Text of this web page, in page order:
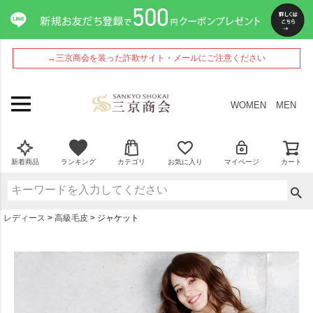
→三京商会を装った詐欺サイト・メールにご注意ください
WOMEN MEN
新着商品 ランキング カテゴリ お気に入り マイページ カート
レディース 高級毛皮 ジャケット